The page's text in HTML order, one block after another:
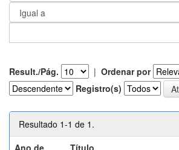
Result./Pág. | Ordenar por
Registro(s)
Resultado 1-1 de 1.
Ano de
Título